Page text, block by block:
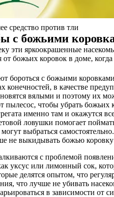
средство против тли
с божьими
эти яркоокрашенные
от божьих коровок в доме,
бороться с божьими
конечностей, в качестве
вялыми и поэтому их
пылесос, чтобы убрать
именно там и окажутся
ловушки помогает
могут выбраться
не выкидывать божью
с проблемой
уксус или лимонный сок,
делятся опытом, что
что лучше не убивать
в зависимости от